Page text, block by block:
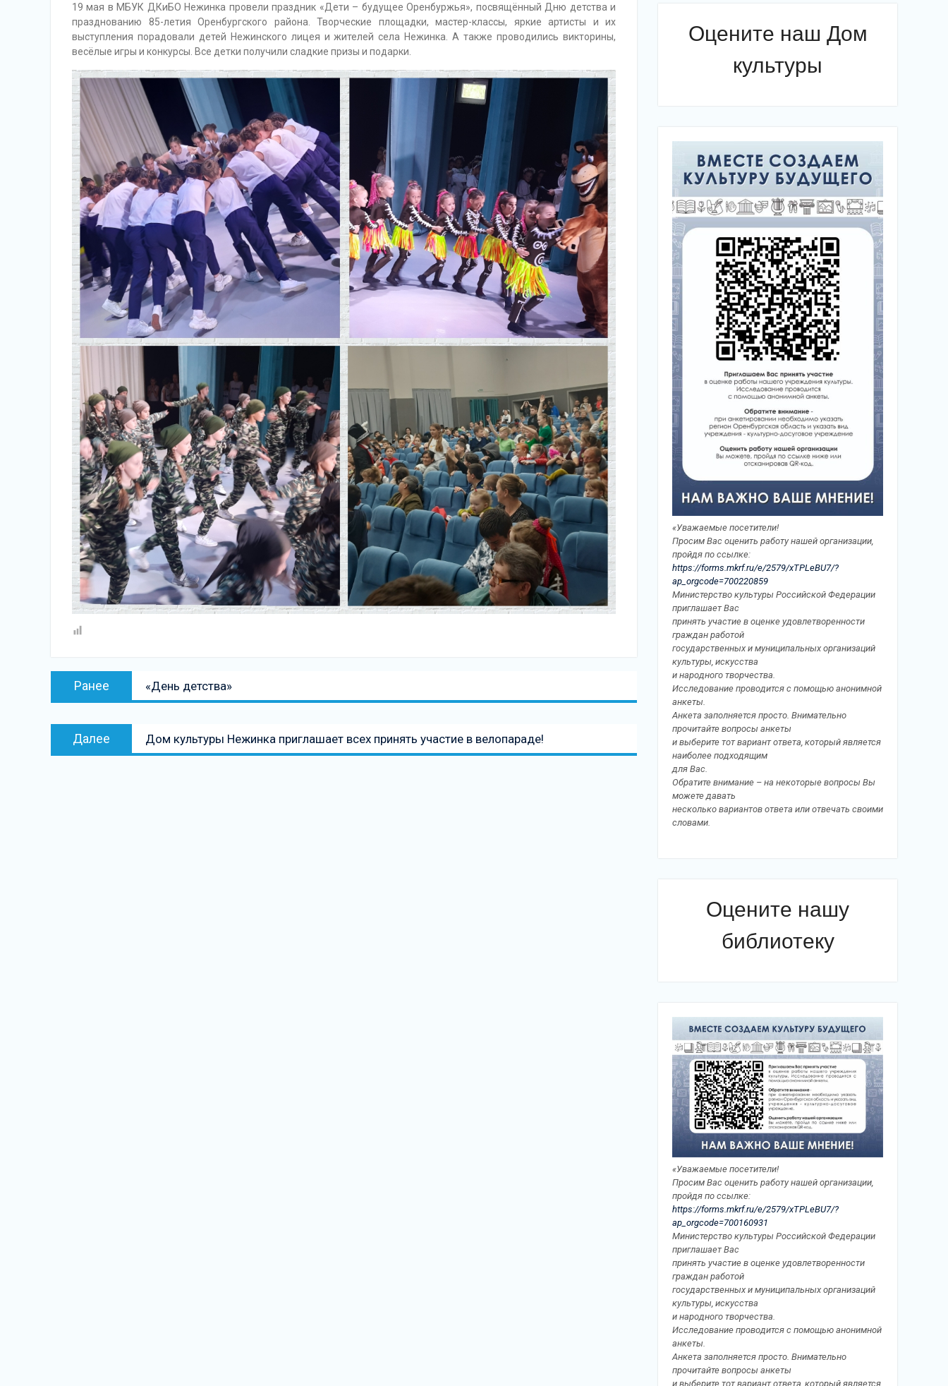
19 мая в МБУК ДКиБО Нежинка провели праздник «Дети – будущее Оренбуржья», посвящённый Дню детства и
празднованию 85-летия Оренбургского района. Творческие площадки, мастер-классы, яркие артисты и их
выступления порадовали детей Нежинского лицея и жителей села Нежинка. А также проводились викторины,
весёлые игры и конкурсы. Все детки получили сладкие призы и подарки.
Навигация
Ранее
запись:
«День детства»
Далее
запись
Дом культуры Нежинка приглашает всех принять участие в велопараде!
Оцените наш Дом
культуры
«Уважаемые посетители!
Просим Вас оценить работу нашей организации,
пройдя по ссылке:
https://forms.mkrf.ru/e/2579/xTPLeBU7/?
ap_orgcode=700220859
Министерство культуры Российской Федерации
приглашает Вас
принять участие в оценке удовлетворенности
граждан работой
государственных и муниципальных организаций
культуры, искусства
и народного творчества.
Исследование проводится с помощью анонимной
анкеты.
Анкета заполняется просто. Внимательно
прочитайте вопросы анкеты
и выберите тот вариант ответа, который является
наиболее подходящим
для Вас.
Обратите внимание – на некоторые вопросы Вы
можете давать
несколько вариантов ответа или отвечать своими
словами.
Оцените нашу
библиотеку
«Уважаемые посетители!
Просим Вас оценить работу нашей организации,
пройдя по ссылке:
https://forms.mkrf.ru/e/2579/xTPLeBU7/?
ap_orgcode=700160931
Министерство культуры Российской Федерации
приглашает Вас
принять участие в оценке удовлетворенности
граждан работой
государственных и муниципальных организаций
культуры, искусства
и народного творчества.
Исследование проводится с помощью анонимной
анкеты.
Анкета заполняется просто. Внимательно
прочитайте вопросы анкеты
и выберите тот вариант ответа, который является